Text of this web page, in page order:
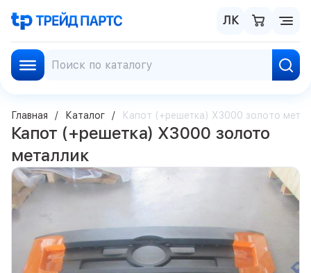
ЛК
Главная Каталог Капот (+решетка) X3000 золото
Капот (+решетка) X3000 золото
металлик